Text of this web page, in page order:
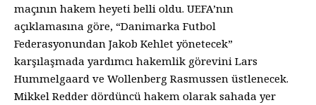
maçının hakem heyeti belli oldu. UEFA’nın
açıklamasına göre, “Danimarka Futbol
Federasyonundan Jakob Kehlet yönetecek”
karşılaşmada yardımcı hakemlik görevini Lars
Hummelgaard ve Wollenberg Rasmussen üstlenecek.
Mikkel Redder dördüncü hakem olarak sahada yer